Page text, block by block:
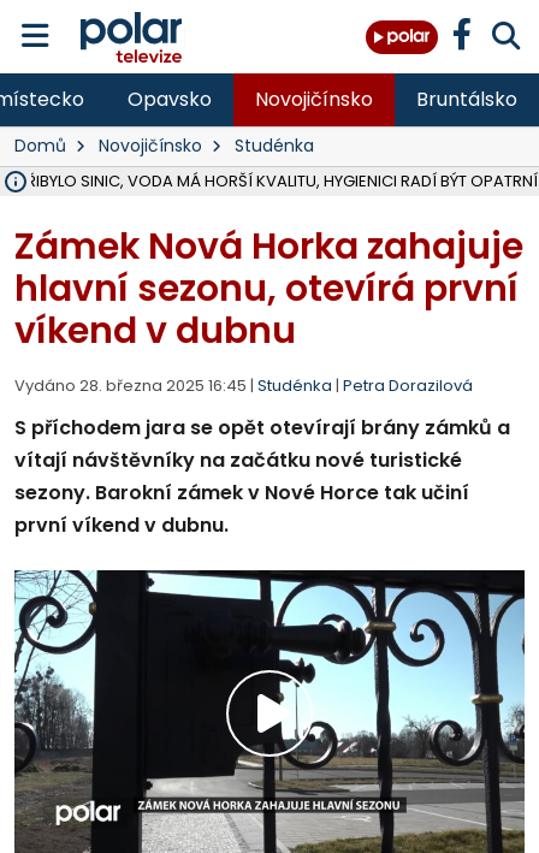
Opavsko Novojičínsko Bruntálsko
Domů Novojičínsko Studénka
PŘIBYLO SINIC, VODA MÁ HORŠÍ KVALITU, HYGIENICI RADÍ BÝT OPATRNÍ
Zámek Nová Horka zahajuje
hlavní sezonu, otevírá první
víkend v dubnu
Vydáno 28. března 2025 16:45 | Studénka | Petra Dorazilová
S příchodem jara se opět otevírají brány zámků a
vítají návštěvníky na začátku nové turistické
sezony. Barokní zámek v Nové Horce tak učiní
první víkend v dubnu.
Přehrát
video